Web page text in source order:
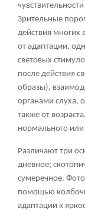
Зрительные
действия многих
от адаптации,
световых
после действия
образы),
органами слуха,
также от
нормального или
Различают три
дневное;
сумеречное.
помощью
адаптации к